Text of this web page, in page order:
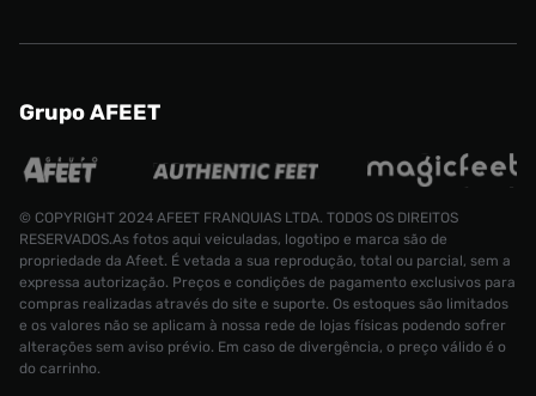
Grupo AFEET
© COPYRIGHT 2024 AFEET FRANQUIAS LTDA. TODOS OS DIREITOS
RESERVADOS.As fotos aqui veiculadas, logotipo e marca são de
propriedade da Afeet. É vetada a sua reprodução, total ou parcial, sem a
expressa autorização. Preços e condições de pagamento exclusivos para
compras realizadas através do site e suporte. Os estoques são limitados
e os valores não se aplicam à nossa rede de lojas físicas podendo sofrer
alterações sem aviso prévio. Em caso de divergência, o preço válido é o
do carrinho.